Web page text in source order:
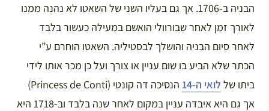
הבניה ב-1706. אך גם בעליו השני של השאטו לא נהנה ממנו
לאורך זמן לאחר שבורוולי הואשם במעילה כעשור בלבד
לאחר סיום הבניה והושלך לבסטיליה. השאטו הוחרם ע”י
הכתר שלא הביע בו שום עניין או צורך ועל כן מכר אותו לידי
ביתו של לואי ה-14
הנסיכה דה קונטי (Princess de Conti)
אך גם היא איבדה עניין במקום לאחר שנה בלבד וב-1718 היא